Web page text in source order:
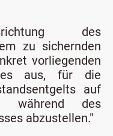
des
zu sichernden
vorliegenden
es aus, für die
auf
während des
abzustellen."